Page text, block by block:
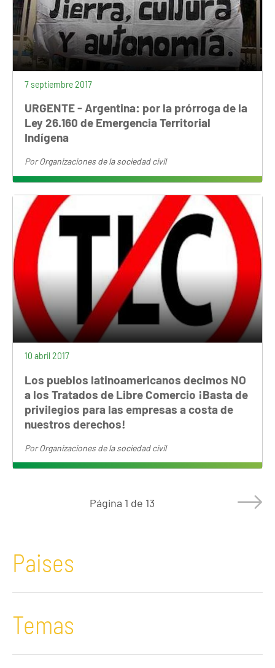
7 septiembre 2017
URGENTE - Argentina: por la prórroga de la
Ley 26.160 de Emergencia Territorial
Indígena
PorOrganizaciones de la sociedad civil
10 abril 2017
Los pueblos latinoamericanos decimos NO
a los Tratados de Libre Comercio ¡Basta de
privilegios para las empresas a costa de
nuestros derechos!
PorOrganizaciones de la sociedad civil
Página 1 de 13
Paises
Temas